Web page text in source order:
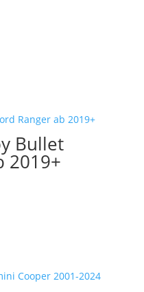
Bullet
2019+